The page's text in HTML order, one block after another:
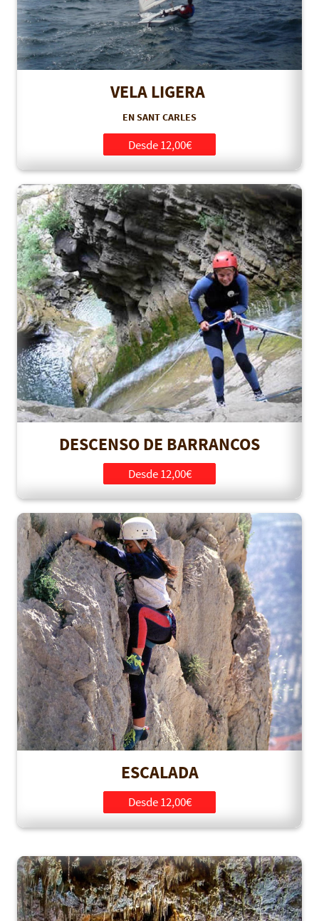
VELA LIGERA
EN SANT CARLES
Desde 12,00€
DESCENSO DE BARRANCOS
Desde 12,00€
ESCALADA
Desde 12,00€